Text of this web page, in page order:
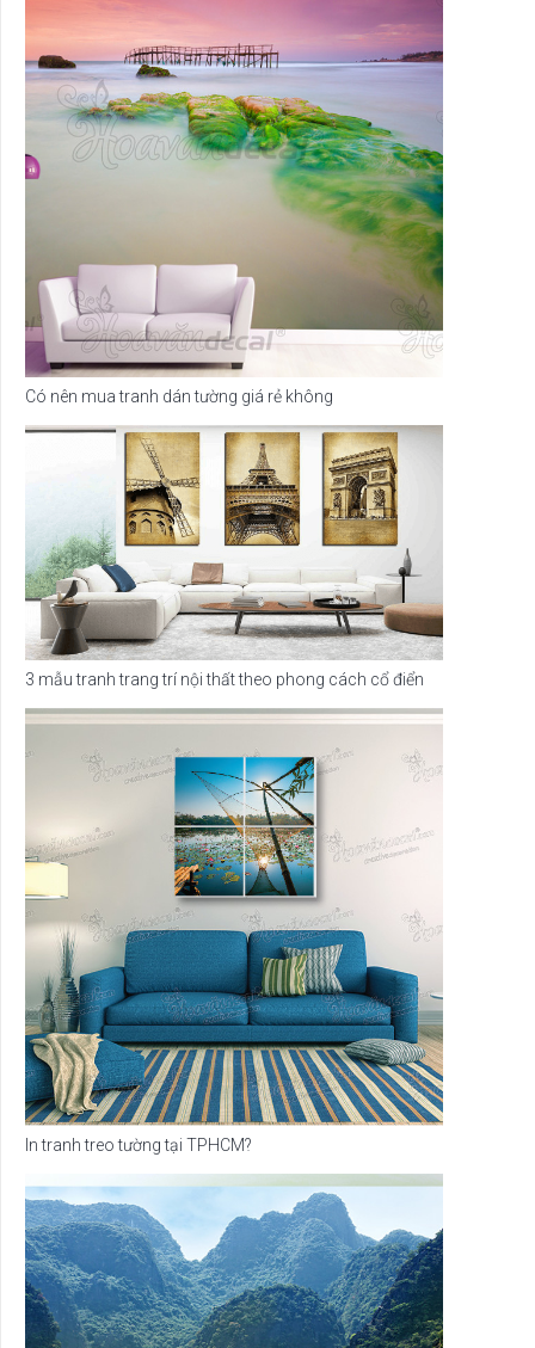
Có nên mua tranh dán tường giá rẻ không
3 mẫu tranh trang trí nội thất theo phong cách cổ điển
In tranh treo tường tại TPHCM?